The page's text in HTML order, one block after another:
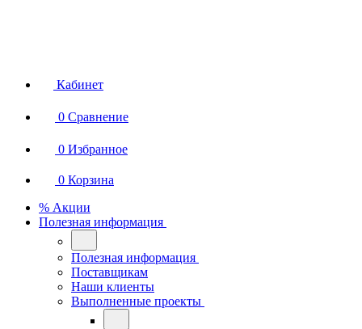
Кабинет
0 Сравнение
0 Избранное
0 Корзина
% Акции
Полезная информация
Полезная информация
Поставщикам
Наши клиенты
Выполненные проекты